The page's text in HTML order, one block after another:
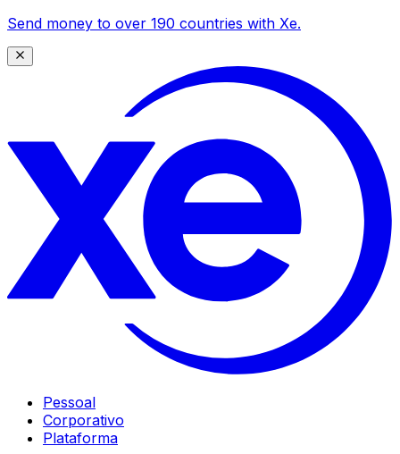
Send money to over 190 countries with Xe.
Pessoal
Corporativo
Plataforma